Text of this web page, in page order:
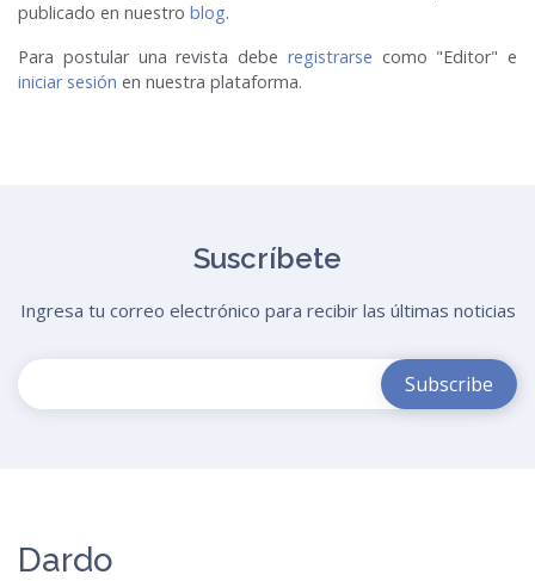
publicado en nuestro blog.
Para postular una revista debe registrarse como "Editor" e
iniciar sesión en nuestra plataforma.
Suscríbete
Ingresa tu correo electrónico para recibir las últimas noticias
Dardo